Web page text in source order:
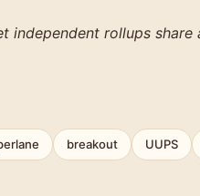
independent rollups share
breakout UUPS